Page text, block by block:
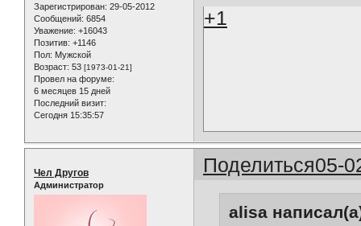
Зарегистрирован: 29-05-2012
Сообщений: 6854
Уважение: +16043
Позитив: +1146
Пол: Мужской
Возраст: 53 [1973-01-21]
Провел на форуме:
6 месяцев 15 дней
Последний визит:
Сегодня 15:35:57
+1
Поделиться05-
Чел Другов
Администратор
alisa